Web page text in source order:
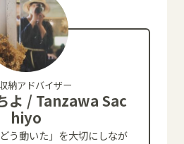
納アドバイザー
よ / Tanzawa Sac
hiyo
う動いた」を大切にしなが